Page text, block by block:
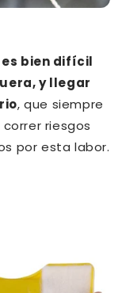
es bien difícil
y llegar
, que siempre
riesgos
por esta labor.